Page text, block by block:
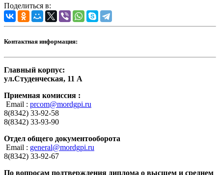
Поделиться в:
Контактная информация:
Главный корпус:
ул.Студенческая, 11 А
Приемная комиссия :
Email : prcom@mordgpi.ru
8(8342) 33-92-58
8(8342) 33-93-90
Отдел общего документооборота
Email : general@mordgpi.ru
8(8342) 33-92-67
По вопросам подтверждения диплома о высшем и среднем